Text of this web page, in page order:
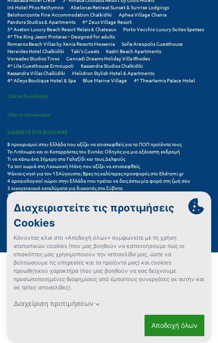
Ink Hotel Phos Rethymno
Abelonas Retreat Sunset & Sunrise Lodgings
Belohorizonte Fine Accommodation Chalkidiki
Aphea Village Chania
Pandora Studios & Apartments
4* Zeus Village Resort
5* Avaton Luxury Beach Resort Relais & Chateaux
Porto Vecchio Luxury Suites Spetses
4* The King Jason Protaras – Designed for adults
Romanos Beach Villas by Xenia Resorts Messenia
Sofia Areopolis Guesthouse
Nereides Hotel Chalkidiki
Taki's Guests
Kastri Beach Apartments
Voreades Studios Tinos
Gennadi Dreams Holiday Villa Rhodes
4* Lila Guesthouse Ermoupoli
Kassandra Studios Chalkidiki
Kassandra Villas Chalkidiki
Melidron Stylish Hotel & Apartments
4* Alleys Boutique Hotel & Spa
Blue Marine Village 4* Theartemis Palace Hotel
Όλα τα ξενοδοχεία
Όλοι οι προορισμοί
ΔΙΑΒΑΣΤΕ ΣΤΟ BLOG ΜΑΣ
8 προορισμοί στην Ελλάδα που αξίζει να επισκεφθείς για τα ΠΟΠ προϊόντα τους
Το Λιτόχωρο και οι Καταρράκτες του Ενιπέα: Οδηγός για μια αξέχαστη εκδρομή
Τι να κάνω ένα 3ήμερο στο Γαλαξίδι και τους Δελφούς
Τα τοπ χωριά στη Λακωνική Μάνη που αξίζει να επισκεφθείς
Ψάχνεις νησί για τον 15Αύγουστο; Βρες τις καλύτερες προσφορές στο Ekdromi.gr
4 αρχαιολογικοί χώροι στην Ελλάδα που πρέπει να δεις έστω μία φορά στη ζωή σου
3 οικογενειακά καταλύματα για διακοπές στα Σύβοτα
Τα 11 καλύτερα καλοκαιρινά resorts στην Ελλάδα
7 μικρά ελληνικά νησιά για αξέχαστες καλοκαιρινές διακοπές
5+1 ινσταγκραμικές παραλίες στην Ελλάδα που αξίζουν μια θέση στο feed σου
Συχνές Ερωτήσεις (FAQs) για Ξενοδοχεία
Όροι χρήσης
Πολιτική Προστασίας Προσωπικών Δεδομένων
Πολιτική Cookies
Πώς μπορώ να αγοράσω;